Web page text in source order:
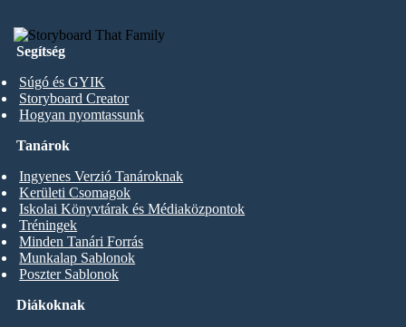
Segítség
Súgó és GYIK
Storyboard Creator
Hogyan nyomtassunk
Diákoknak
Tanárok
Ingyenes Verzió Tanároknak
Kerületi Csomagok
Iskolai Könyvtárak és Médiaközpontok
Tréningek
Minden Tanári Forrás
Munkalap Sablonok
Poszter Sablonok